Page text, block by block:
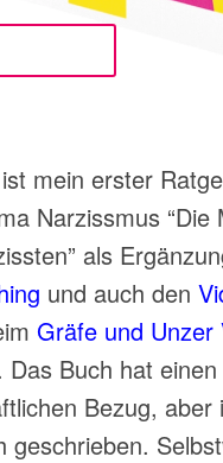
mein erster
Narzissmus “Die
als
und auch den
Gräfe und Unzer
Das Buch hat einen
Bezug, aber
geschrieben.